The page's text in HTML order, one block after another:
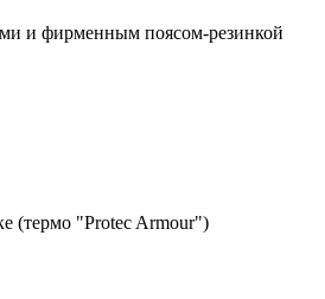
и фирменным поясом-резинкой
(термо "Protec Armour")